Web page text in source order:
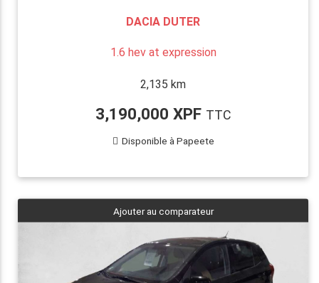
DACIA DUTER
1.6 hev at expression
2,135 km
3,190,000 XPF TTC
Disponible à Papeete
Ajouter au comparateur